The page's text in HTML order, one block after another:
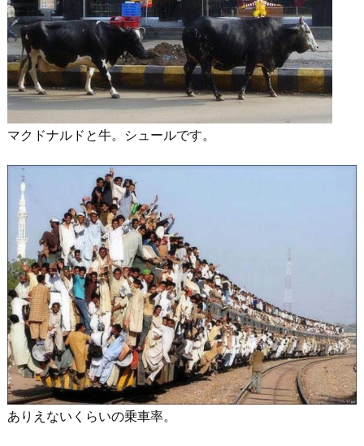
マクドナルドと牛。シュールです。
ありえないくらいの乗車率。